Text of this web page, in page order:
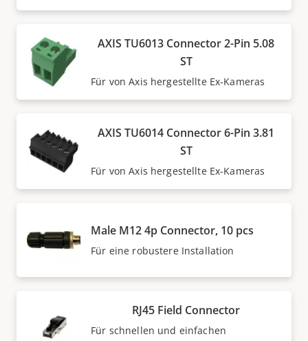
AXIS TU6013 Connector 2-Pin 5.08
ST
Für von Axis hergestellte Ex-Kameras
AXIS TU6014 Connector 6-Pin 3.81
ST
Für von Axis hergestellte Ex-Kameras
Male M12 4p Connector, 10 pcs
Für eine robustere Installation
RJ45 Field Connector
Für schnellen und einfachen